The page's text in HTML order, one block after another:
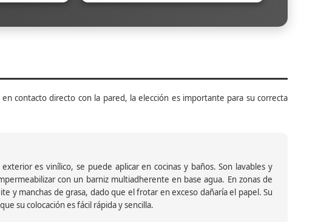
contacto directo con la pared, la elección es importante para su correcta
es vinílico, se puede aplicar en cocinas y baños. Son lavables y
con un barniz multiadherente en base agua. En zonas de
y manchas de grasa, dado que el frotar en exceso dañaría el papel. Su
su colocación es fácil rápida y sencilla.